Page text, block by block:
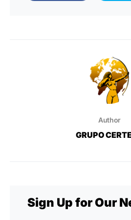
Author
GRUPO
Sign Up for Our